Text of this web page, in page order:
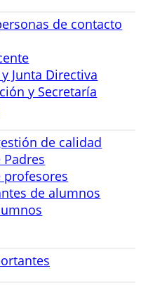
de contacto
Junta Directiva
y Secretaría
de calidad
Padres
profesores
de alumnos